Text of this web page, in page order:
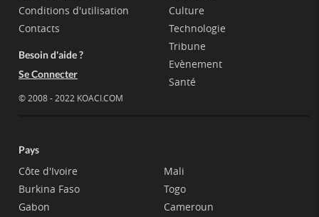
Conditions d'utilisation
Contacts
Besoin d'aide ?
Se Connecter
© 2008 - 2022 KOACI.COM
Culture
Technologie
Tribune
Evènement
Santé
Pays
Côte d'Ivoire
Burkina Faso
Gabon
Mali
Togo
Cameroun